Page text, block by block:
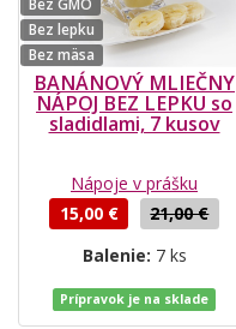
Bez GMO
Bez lepku
Bez mäsa
BANÁNOVÝ MLIEČNY
NÁPOJ BEZ LEPKU so
sladidlami, 7 kusov
Nápoje v prášku
15,00 €
21,00 €
Balenie: 7 ks
Prípravok je na sklade